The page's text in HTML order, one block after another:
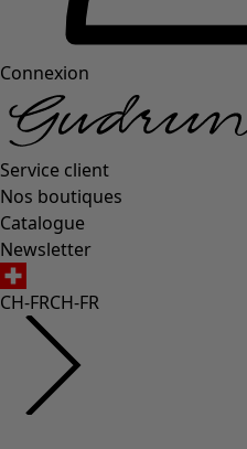
Connexion
Service client
Nos boutiques
Catalogue
Newsletter
CH-FRCH-FR